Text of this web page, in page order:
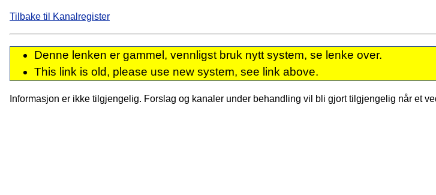
Tilbake til Kanalregister
Denne lenken er gammel, vennligst bruk nytt system, se lenke over.
This link is old, please use new system, see link above.
Informasjon er ikke tilgjengelig. Forslag og kanaler under behandling vil bli gjort tilgjengelig når et